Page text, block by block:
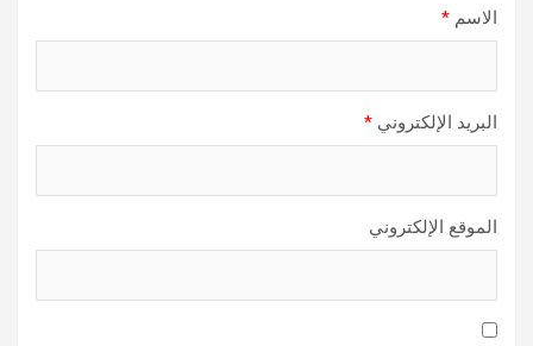
الاسم *
البريد الإلكتروني *
الموقع الإلكتروني